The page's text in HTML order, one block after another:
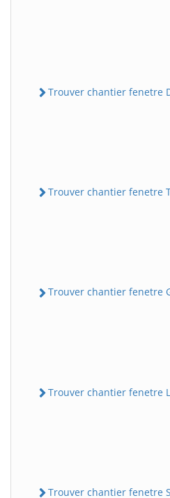
Trouver chantier fenetre
Trouver chantier fenetre
Trouver chantier fenetre
Trouver chantier fenetre
Trouver chantier fenetre